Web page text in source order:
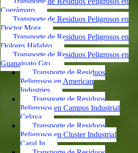
Cuerámaro
Transporte de Residuos Peligrosos en
Doctor Mora
Transporte de Residuos Peligrosos en
Dolores Hidalgo
Transporte de Residuos Peligrosos en
Guanajuato Gto.
Transporte de Residuos
Peligrosos en American
Industries
Transporte de Residuos
Peligrosos en Campus Industrial
Celaya
Transporte de Residuos
Peligrosos en Cluster Industrial
Caral In